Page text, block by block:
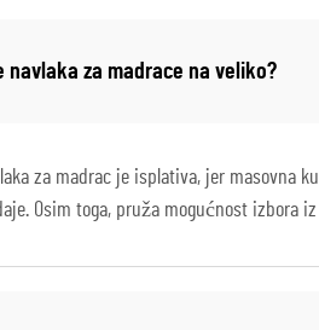
navlaka za madrace na veliko?
za madrac je isplativa, jer masovna
Osim toga, pruža mogućnost izbora